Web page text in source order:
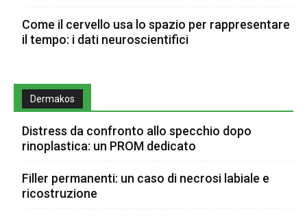
Come il cervello usa lo spazio per rappresentare
il tempo: i dati neuroscientifici
Dermakos
Distress da confronto allo specchio dopo
rinoplastica: un PROM dedicato
Filler permanenti: un caso di necrosi labiale e
ricostruzione